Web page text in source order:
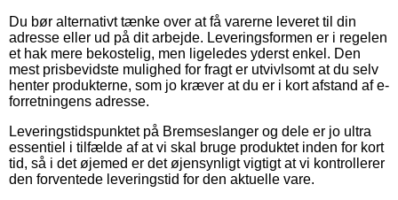
Du bør alternativt tænke over at få varerne leveret til din
adresse eller ud på dit arbejde. Leveringsformen er i regelen
et hak mere bekostelig, men ligeledes yderst enkel. Den
mest prisbevidste mulighed for fragt er utvivlsomt at du selv
henter produkterne, som jo kræver at du er i kort afstand af e-
forretningens adresse.
Leveringstidspunktet på Bremseslanger og dele er jo ultra
essentiel i tilfælde af at vi skal bruge produktet inden for kort
tid, så i det øjemed er det øjensynligt vigtigt at vi kontrollerer
den forventede leveringstid for den aktuelle vare.